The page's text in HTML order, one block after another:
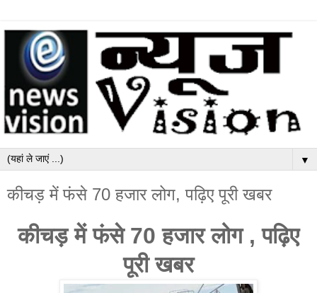
▼
कीचड़ में फंसे 70 हजार लोग, पढ़िए पूरी खबर
कीचड़ में फंसे 70 हजार लोग , पढ़िए
पूरी खबर